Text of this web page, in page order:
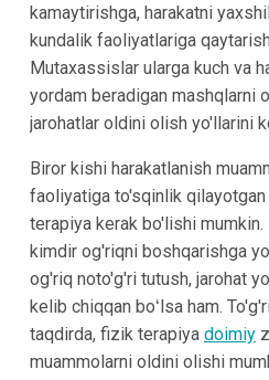
kamaytirishga, harakatni
kundalik faoliyatlariga
Mutaxassislar ularga kuch va
yordam beradigan mashqlarni
jarohatlar oldini olish yo'llarini
Biror kishi harakatlanish
faoliyatiga to'sqinlik
terapiya kerak bo'lishi mumkin.
kimdir og'riqni boshqarishga
og'riq noto'g'ri tutush, jarohat
kelib chiqqan boʻlsa ham.
taqdirda, fizik terapiya doimiy
muammolarni oldini olishi